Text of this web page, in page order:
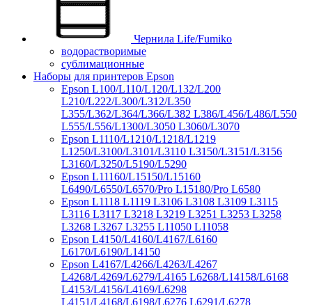
Чернила Life/Fumiko
водорастворимые
сублимационные
Наборы для принтеров Epson
Epson L100/L110/L120/L132/L200
L210/L222/L300/L312/L350
L355/L362/L364/L366/L382 L386/L456/L486/L550
L555/L556/L1300/L3050 L3060/L3070
Epson L1110/L1210/L1218/L1219
L1250/L3100/L3101/L3110 L3150/L3151/L3156
L3160/L3250/L5190/L5290
Epson L11160/L15150/L15160
L6490/L6550/L6570/Pro L15180/Pro L6580
Epson L1118 L1119 L3106 L3108 L3109 L3115
L3116 L3117 L3218 L3219 L3251 L3253 L3258
L3268 L3267 L3255 L11050 L11058
Epson L4150/L4160/L4167/L6160
L6170/L6190/L14150
Epson L4167/L4266/L4263/L4267
L4268/L4269/L6279/L4165 L6268/L14158/L6168
L4153/L4156/L4169/L6298
L4151/L4168/L6198/L6276 L6291/L6278